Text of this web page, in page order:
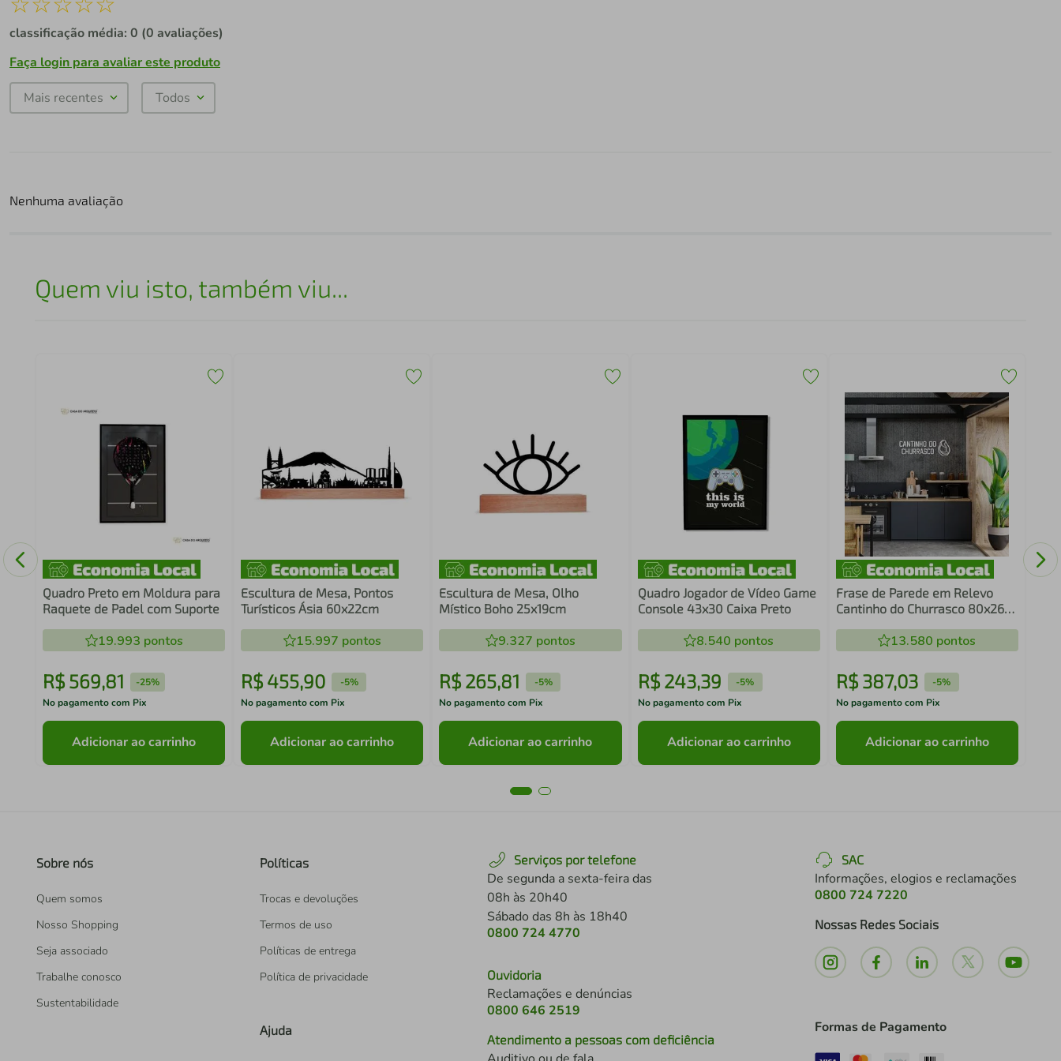
classificação média: 0 (0 avaliações)
Faça login para avaliar este produto
Mais recentes Todos
Nenhuma avaliação
Quem viu isto, também viu...
Quadro Preto em Moldura para
Raquete de Padel com Suporte
19.993 pontos
R$ 569,81 -25%
No pagamento com Pix
Adicionar ao carrinho
Escultura de Mesa, Pontos
Turísticos Ásia 60x22cm
15.997 pontos
R$ 455,90 -5%
No pagamento com Pix
Adicionar ao carrinho
Escultura de Mesa, Olho
Místico Boho 25x19cm
9.327 pontos
R$265,81 -5%
No pagamento com Pix
Adicionar ao carrinho
Quadro Jogador de Vídeo Game
Console 43x30 Caixa Preto
8.540 pontos
R$ 243,39 -5%
No pagamento com Pix
Adicionar ao carrinho
Frase de Parede em Relevo
Cantinho do Churrasco 80x26
13.580 pontos
R$ 387,03 -5%
No pagamento com Pix
Adicionar ao carrinho
Sobre nós
Quem somos
Nosso Shopping
Seja associado
Trabalhe conosco
Sustentabilidade
Políticas
Trocas e devoluções
Termos de uso
Políticas de entrega
Política de privacidade
Ajuda
Serviços por telefone
De segunda a sexta-feira das
08h às 20h40
Sábado das 8h às 18h40
0800 724 4770
Ouvidoria
Reclamações e denúncias
0800 646 2519
Atendimento a pessoas com deficiência
SAC
Informações, elogios e reclamações
0800 724 7220
Nossas Redes Sociais
Formas de Pagamento